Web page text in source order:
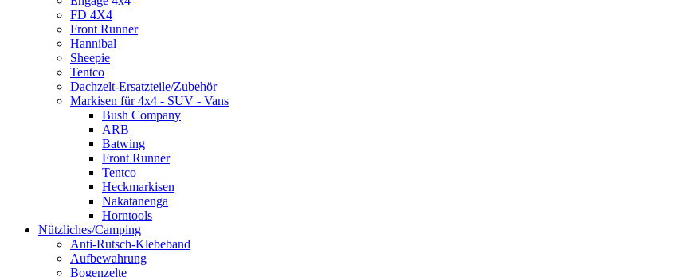
FD 4X4
Front Runner
Hannibal
Sheepie
Tentco
Dachzelt-Ersatzteile/Zubehör
Markisen für 4x4 - SUV - Vans
Bush Company
ARB
Batwing
Front Runner
Tentco
Heckmarkisen
Nakatanenga
Horntools
Nützliches/Camping
Anti-Rutsch-Klebeband
Aufbewahrung
Bogenzelte